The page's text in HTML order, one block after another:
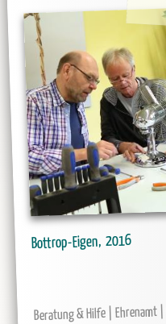
Bottrop-Eigen 2016
Beratung & Hilfe Ehrenamt